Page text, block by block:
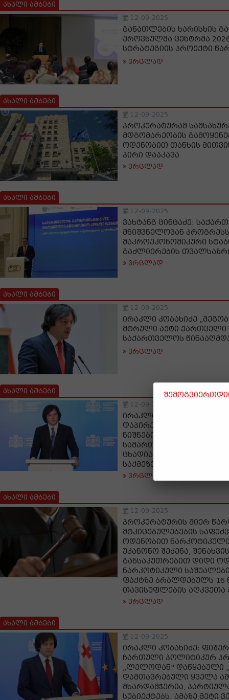
ახალი ამბები
12-09-2025
განათლების ხარისხის
ეროვნულმა ცენტრმა
სტრატეგიის პროექტი
ვრცლად
ახალი ამბები
12-09-2025
პროკურატურამ
მდგომარეობის
ოდენობით თანხის
პირი დააკავა
ვრცლად
ახალი ამბები
12-09-2025
ვახტანგ ცინცაძე:
მნიშვნელოვან
მაკროეკონომიკური
გაძლიერების
ვრცლად
ახალი ამბები
12-09-2025
ირაკლი კობახიძე
მტრული აქტი ქართველი
საქართველოს
ვრცლად
ახალი ამბები
12-09-2025
ირაკლი კობახიძე:
დაპირება არის
ნიშნების შემცველი,
სამართლებრივად
ცხადია, თუმცა
საქმეზე დაადგენს
ვრცლად
ახალი ამბები
12-09-2025
პროკურატურის მიერ
მტკიცებულებების
ოდენობით
უკანონო შეძენა,
განსაკუთრებით დიდი
ნარკოტიკული
ფაქტზე ბრალდებულს
თავისუფლების აღკვეთა
ვრცლად
ახალი ამბები
12-09-2025
ირაკლი კობახიძე:
ჩართული პოლიტიკურ
„ლელოდან" დაწყებული
დამთავრებული ყველა ამ
მხარდამჭერია,
სუბიექტებს. ამაზე მეტი